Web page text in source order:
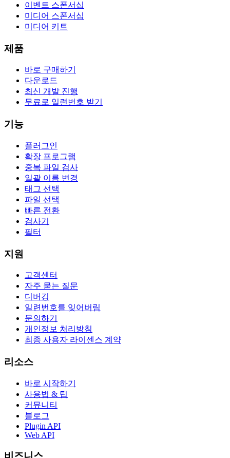
이벤트 스폰서십
미디어 스폰서십
미디어 키트
제품
바로 구매하기
다운로드
최신 개발 진행
무료로 일련번호 받기
기능
플러그인
확장 프로그램
중복 파일 검사
일괄 이름 변경
태그 선택
파일 선택
빠른 전환
검사기
필터
지원
고객센터
자주 묻는 질문
디버깅
일련번호를 잊어버림
문의하기
개인정보 처리방침
최종 사용자 라이센스 계약
리소스
바로 시작하기
사용법 & 팁
커뮤니티
블로그
Plugin API
Web API